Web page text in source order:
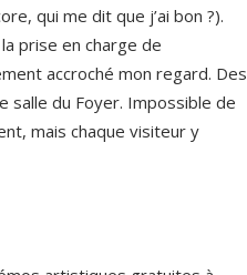
qui me dit que j’ai bon ?).
prise en charge de
accroché mon regard. Des
salle du Foyer. Impossible de
mais chaque visiteur y